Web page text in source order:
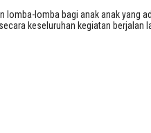
lomba bagi anak anak yang
keseluruhan kegiatan berjalan